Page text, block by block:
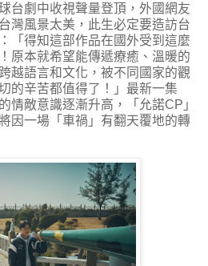
台劇中收視聲量登頂，外國網友
灣風景太美，此生必定要造訪台
「得知這部作品在國外受到這麼
原本就希望能傳遞療癒、溫暖的
越語言和文化，被不同國家的觀
的辛苦都值得了！」最新一集
情敵意識逐漸升高，「允諾CP」
因一場「車禍」有翻天覆地的轉